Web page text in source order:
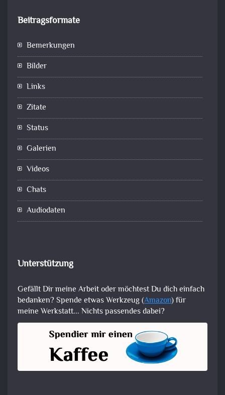
Beitragsformate
Bemerkungen
Bilder
Links
Zitate
Status
Galerien
Videos
Chats
Audiodaten
Unterstützung
Gefällt Dir meine Arbeit oder möchtest Du dich einfach
bedanken? Spende etwas Werkzeug (Amazon) für
meine Werkstatt... Nichts passendes dabei?